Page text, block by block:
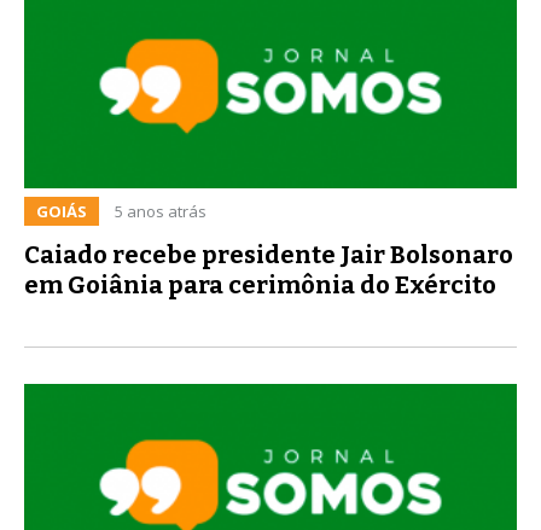
GOIÁS 5 anos atrás
Caiado recebe presidente Jair Bolsonaro
em Goiânia para cerimônia do Exército